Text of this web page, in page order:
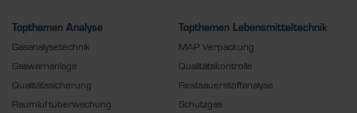
Topthemen Analyse
Gasanalysetechnik
Gaswarnanlage
Qualitätssicherung
Raumluftüberwachung
Topthemen Lebensmitteltechnik
MAP Verpackung
Qualitätskontrolle
Restsauerstoffanalyse
Schutzgas